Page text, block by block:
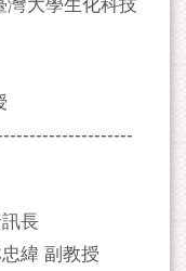
灣大學生化科技
長
緯 副教授